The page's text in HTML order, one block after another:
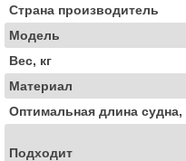
Страна производитель
Модель
Вес, кг
Материал
Оптимальная длина судна,
Подходит